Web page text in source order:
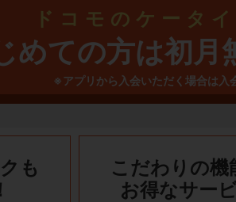
ドコモのケータ
めての方は初月
※アプリから入会いただく場合は入
も
こだわりの機
お得なサー